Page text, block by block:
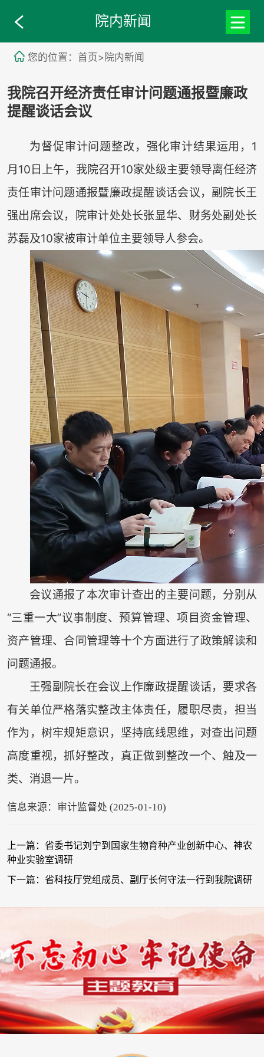
院内新闻
您的位置：首页>院内新闻
我院召开经济责任审计问题通报暨廉政
提醒谈话会议
为督促审计问题整改，强化审计结果运用，1
月10日上午，我院召开10家处级主要领导离任经济
责任审计问题通报暨廉政提醒谈话会议，副院长王
强出席会议，院审计处处长张显华、财务处副处长
苏磊及10家被审计单位主要领导人参会。
会议通报了本次审计查出的主要问题，分别从
“三重一大”议事制度、预算管理、项目资金管理、
资产管理、合同管理等十个方面进行了政策解读和
问题通报。
王强副院长在会议上作廉政提醒谈话，要求各
有关单位严格落实整改主体责任，履职尽责，担当
作为，树牢规矩意识，坚持底线思维，对查出问题
高度重视，抓好整改，真正做到整改一个、触及一
类、消退一片。
信息来源：审计监督处 (2025-01-10)
上一篇：省委书记刘宁到国家生物育种产业创新中心、神农
种业实验室调研
下一篇：省科技厅党组成员、副厅长何守法一行到我院调研